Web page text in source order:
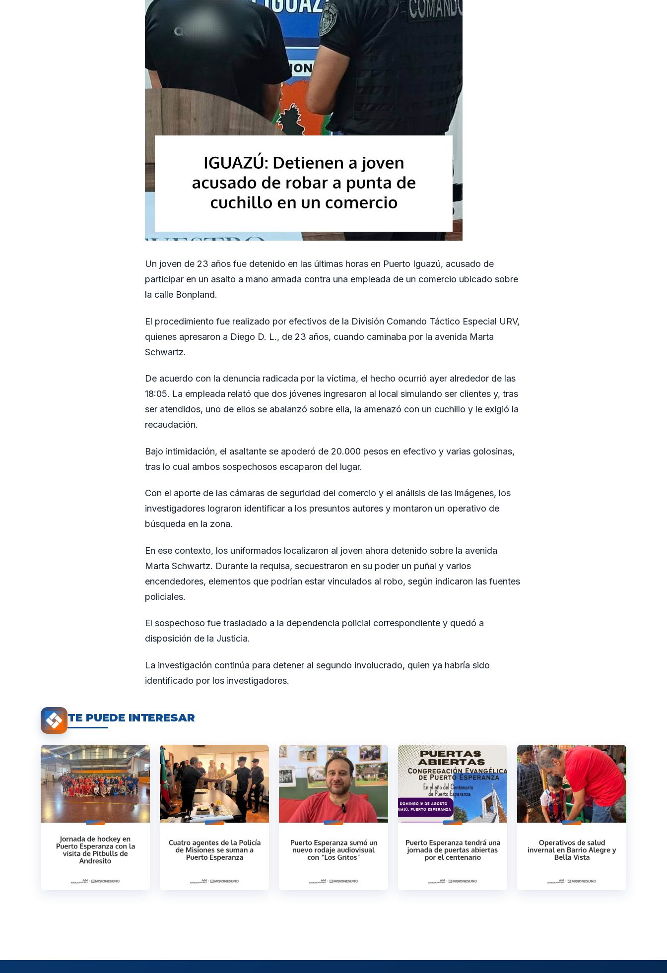
Un joven de 23 años fue detenido en las últimas horas en Puerto Iguazú, acusado de
participar en un asalto a mano armada contra una empleada de un comercio ubicado sobre
la calle Bonpland.
El procedimiento fue realizado por efectivos de la División Comando Táctico Especial URV,
quienes apresaron a Diego D. L., de 23 años, cuando caminaba por la avenida Marta
Schwartz.
De acuerdo con la denuncia radicada por la víctima, el hecho ocurrió ayer alrededor de las
18:05. La empleada relató que dos jóvenes ingresaron al local simulando ser clientes y, tras
ser atendidos, uno de ellos se abalanzó sobre ella, la amenazó con un cuchillo y le exigió la
recaudación.
Bajo intimidación, el asaltante se apoderó de 20.000 pesos en efectivo y varias golosinas,
tras lo cual ambos sospechosos escaparon del lugar.
Con el aporte de las cámaras de seguridad del comercio y el análisis de las imágenes, los
investigadores lograron identificar a los presuntos autores y montaron un operativo de
búsqueda en la zona.
En ese contexto, los uniformados localizaron al joven ahora detenido sobre la avenida
Marta Schwartz. Durante la requisa, secuestraron en su poder un puñal y varios
encendedores, elementos que podrían estar vinculados al robo, según indicaron las fuentes
policiales.
El sospechoso fue trasladado a la dependencia policial correspondiente y quedó a
disposición de la Justicia.
La investigación continúa para detener al segundo involucrado, quien ya habría sido
identificado por los investigadores.
TE PUEDE INTERESAR